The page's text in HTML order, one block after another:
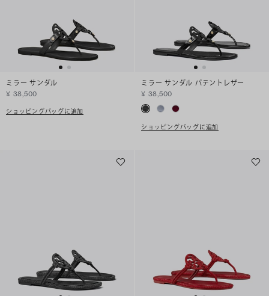
ミラー サンダル
¥ 38,500
ショッピングバッグに追加
ミラー サンダル パテントレザー
¥ 38,500
ショッピングバッグに追加